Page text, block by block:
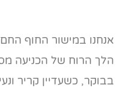
אנחנו במישור החוף
הלך הרוח של הכניעה
בבוקר, כשעדיין קריר